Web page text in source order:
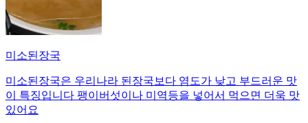
미소된장국
미소된장국은 우리나라 된장국보다 염도가 낮고 부드러운 맛
이 특징입니다 팽이버섯이나 미역등을 넣어서 먹으면 더욱 맛
있어요